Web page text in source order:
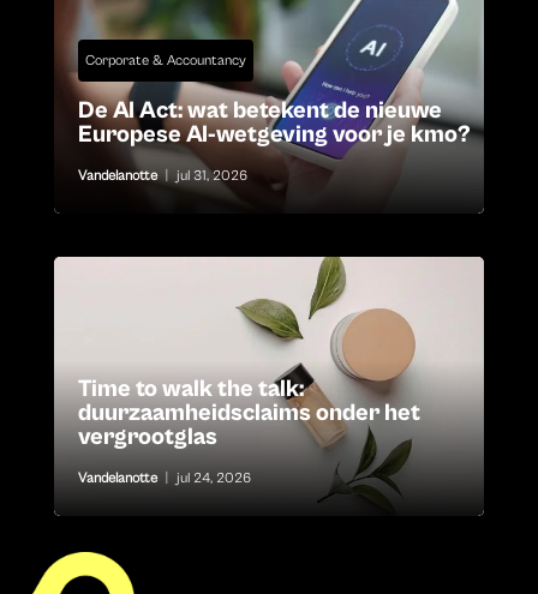
Corporate & Accountancy
De AI Act: wat betekent de nieuwe
Europese AI-wetgeving voor je kmo?
Vandelanotte | jul 31, 2026
Time to walk the talk:
duurzaamheidsclaims onder het
vergrootglas
Vandelanotte jul 24, 2026